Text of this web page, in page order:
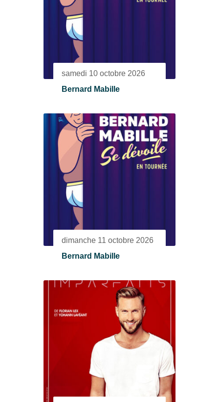
samedi 10 octobre 2026
Bernard Mabille
dimanche 11 octobre 2026
Bernard Mabille